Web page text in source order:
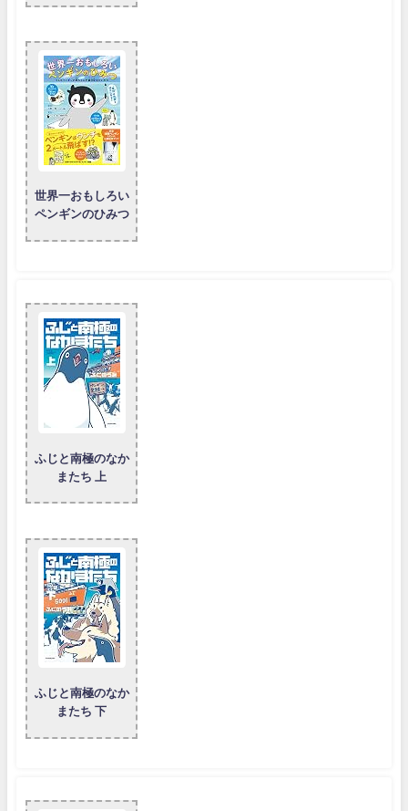
世界一おもしろい
ペンギンのひみつ
ふじと南極のなか
またち 上
ふじと南極のなか
またち 下